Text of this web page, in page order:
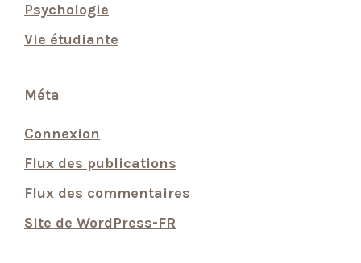
Psychologie
Vie étudiante
Méta
Connexion
Flux des publications
Flux des commentaires
Site de WordPress-FR